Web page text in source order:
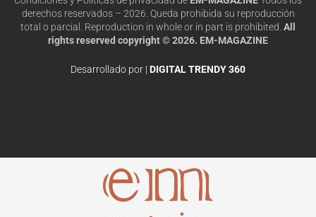
derechos reservados – 2026. Queda prohibida su reproducción
total o parcial. Reproduction in whole or in part is prohibited. All
rights reserved copyright © 2026. EM-MAGAZINE
Desarrollado por | DIGITAL TRENDY 360